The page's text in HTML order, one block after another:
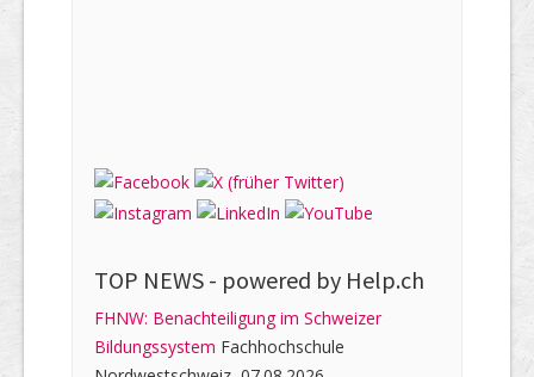
TOP NEWS - powered by Help.ch
FHNW: Benachteiligung im Schweizer
Bildungssystem Fachhochschule